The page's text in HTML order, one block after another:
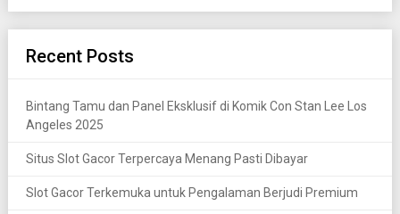
Recent Posts
Bintang Tamu dan Panel Eksklusif di Komik Con Stan Lee Los
Angeles 2025
Situs Slot Gacor Terpercaya Menang Pasti Dibayar
Slot Gacor Terkemuka untuk Pengalaman Berjudi Premium